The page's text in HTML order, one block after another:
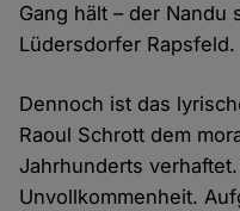
Gang hält – der Nandu
Lüdersdorfer Rapsfeld.
Dennoch ist das
Raoul Schrott dem
Jahrhunderts
Unvollkommenheit.